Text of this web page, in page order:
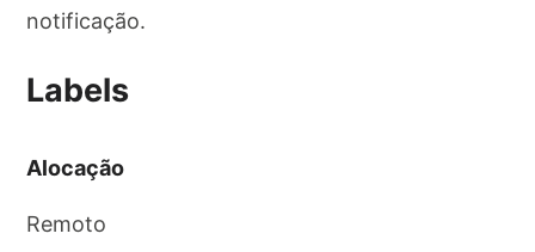
notificação.
Labels
Alocação
Remoto